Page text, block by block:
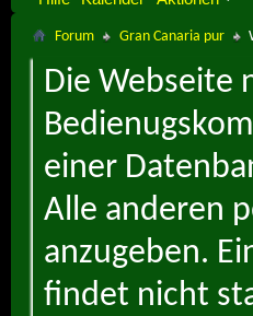
Forum Gran Canaria pur
Die Webseite
einer
Alle anderen
anzugeben.
findet nicht